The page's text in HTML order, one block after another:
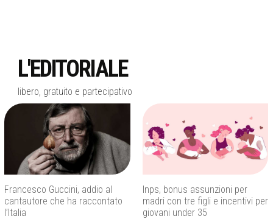
L'EDITORIALE
libero, gratuito e partecipativo
Francesco Guccini, addio al
cantautore che ha raccontato
l’Italia
Inps, bonus assunzioni per
madri con tre figli e incentivi per
giovani under 35